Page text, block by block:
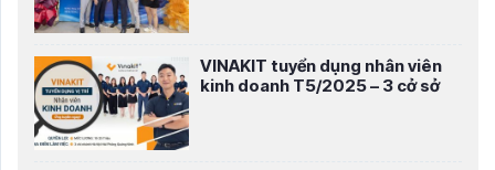
VINAKIT tuyển dụng nhân viên
kinh doanh T5/2025 – 3 cở sở